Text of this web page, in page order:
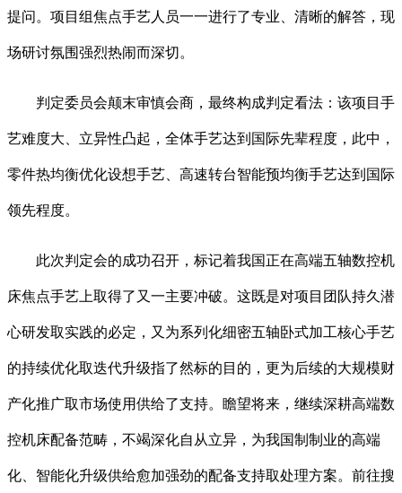
提问。项目组焦点手艺人员一一进行了专业、清晰的解答，现
场研讨氛围强烈热闹而深切。
判定委员会颠末审慎会商，最终构成判定看法：该项目手
艺难度大、立异性凸起，全体手艺达到国际先辈程度，此中，
零件热均衡优化设想手艺、高速转台智能预均衡手艺达到国际
领先程度。
此次判定会的成功召开，标记着我国正在高端五轴数控机
床焦点手艺上取得了又一主要冲破。这既是对项目团队持久潜
心研发取实践的必定，又为系列化细密五轴卧式加工核心手艺
的持续优化取迭代升级指了然标的目的，更为后续的大规模财
产化推广取市场使用供给了支持。瞻望将来，继续深耕高端数
控机床配备范畴，不竭深化自从立异，为我国制制业的高端
化、智能化升级供给愈加强劲的配备支持取处理方案。前往搜